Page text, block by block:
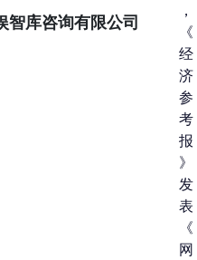
智库咨询有限公司
，
《
经
济
参
考
报
》
发
表
《
网